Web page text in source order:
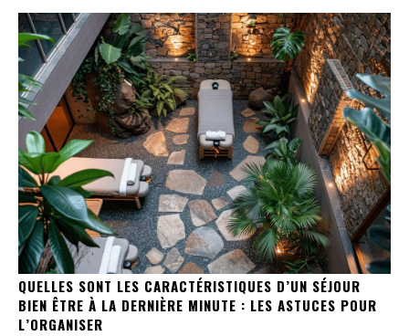
QUELLES SONT LES CARACTÉRISTIQUES D’UN SÉJOUR
BIEN ÊTRE À LA DERNIÈRE MINUTE : LES ASTUCES POUR
L’ORGANISER